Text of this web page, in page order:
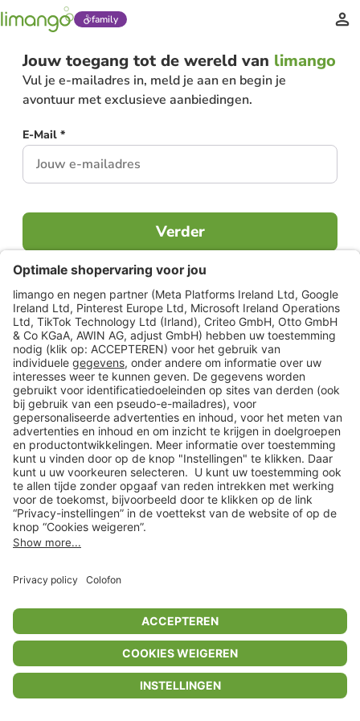
family
Jouw toegang tot de wereld van limango
Vul je e-mailadres in, meld je aan en begin je
avontuur met exclusieve aanbiedingen.
E-Mail *
Verder
Al lid?Inloggen
PrivacyinstellingenAlgemene voorwaardenPrivacybeleidColofon
Help Center